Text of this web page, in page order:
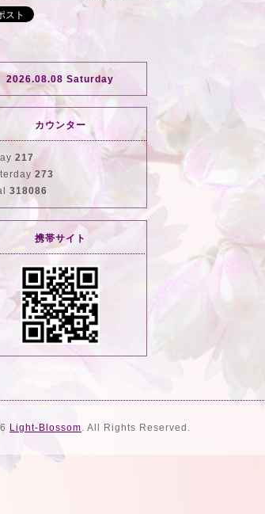
2026.08.08 Saturday
カウンター
217
273
318086
携帯サイト
Light-Blossom. All Rights Reserved.